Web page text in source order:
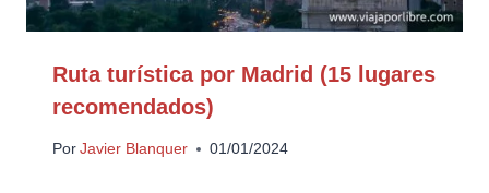
Ruta turística por Madrid (15 lugares
recomendados)
Por Javier Blanquer 01/01/2024